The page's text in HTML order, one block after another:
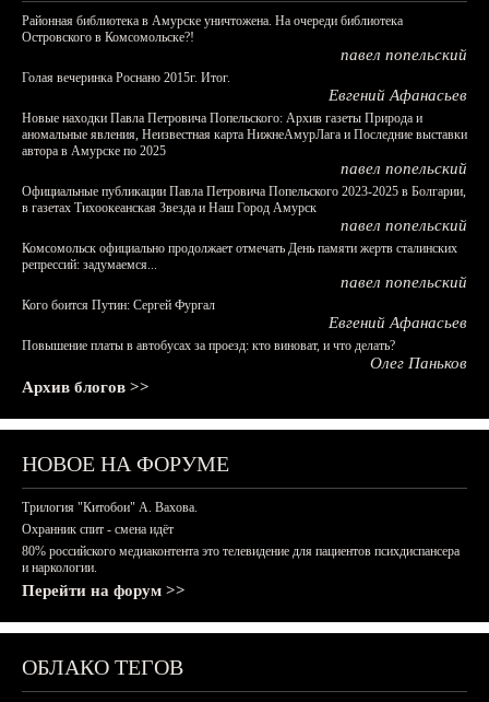
Районная библиотека в Амурске уничтожена. На очереди библиотека
Островского в Комсомольске?!
павел попельский
Голая вечеринка Роснано 2015г. Итог.
Евгений Афанасьев
Новые находки Павла Петровича Попельского: Архив газеты Природа и
аномальные явления, Неизвестная карта НижнеАмурЛага и Последние выставки
автора в Амурске по 2025
павел попельский
Официальные публикации Павла Петровича Попельского 2023-2025 в Болгарии,
в газетах Тихоокеанская Звезда и Наш Город Амурск
павел попельский
Комсомольск официально продолжает отмечать День памяти жертв сталинских
репрессий: задумаемся...
павел попельский
Кого боится Путин: Сергей Фургал
Евгений Афанасьев
Повышение платы в автобусах за проезд: кто виноват, и что делать?
Олег Паньков
Архив блогов >>
НОВОЕ НА ФОРУМЕ
Трилогия "Китобои" А. Вахова.
Охранник спит - смена идёт
80% российского медиаконтента это телевидение для пациентов психдиспансера
и наркологии.
Перейти на форум >>
ОБЛАКО ТЕГОВ